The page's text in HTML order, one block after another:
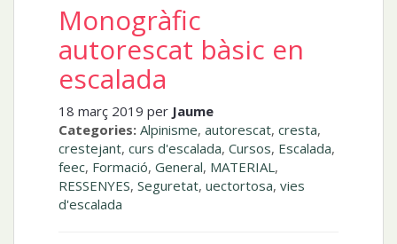
Monogràfic
autorescat bàsic en
escalada
18 març 2019 per Jaume
Categories: Alpinisme, autorescat, cresta,
crestejant, curs d'escalada, Cursos, Escalada,
feec, Formació, General, MATERIAL ,
RESSENYES, Seguretat, uectortosa, vies
d'escalada